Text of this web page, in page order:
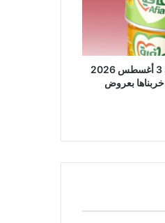
عروض الدكان الأسبوعية 3 أغسطس 2026
الموافق 20 صفر 1448 خربناها بعروض